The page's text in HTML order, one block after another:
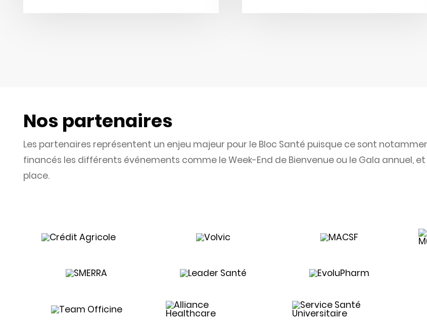
Nos partenaires
Les partenaires représentent un enjeu majeur pour le Bloc Santé puisque ce sont
financés les différents événements comme le Week-End de Bienvenue ou le Gala annuel,
place.